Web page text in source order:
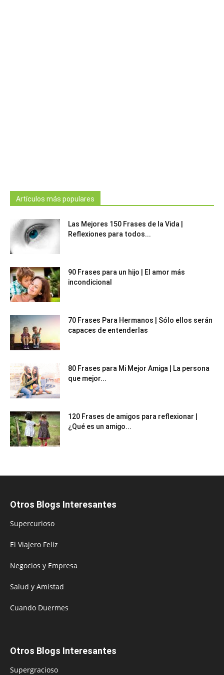
Artículos más populares
Las Mejores 150 Frases de la Vida |
Reflexiones para todos...
90 Frases para un hijo | El amor más
incondicional
70 Frases Para Hermanos | Sólo ellos serán
capaces de entenderlas
80 Frases para Mi Mejor Amiga | La persona
que mejor...
120 Frases de amigos para reflexionar |
¿Qué es un amigo...
Otros Blogs Interesantes
Supercurioso
El Viajero Feliz
Negocios y Empresa
Salud y Amistad
Cuando Duermes
Otros Blogs Interesantes
Supergracioso